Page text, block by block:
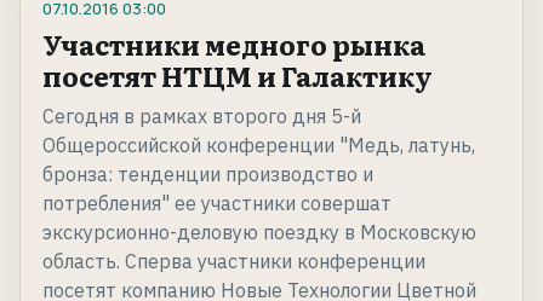
07.10.2016 03:00
Участники медного рынка
посетят НТЦМ и Галактику
Сегодня в рамках второго дня 5-й
Общероссийской конференции "Медь, латунь,
бронза: тенденции производство и
потребления" ее участники совершат
экскурсионно-деловую поездку в Московскую
область. Сперва участники конференции
посетят компанию Новые Технологии Цветной